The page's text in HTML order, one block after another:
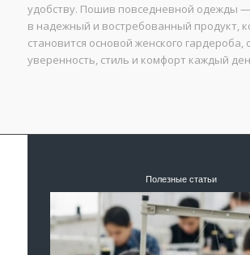
удобству. Пошив повседневной одежды —
в надежный и востребованный продукт,
становится основой женского гардероба,
уверенность, стиль и комфорт каждый
Полезные статьи